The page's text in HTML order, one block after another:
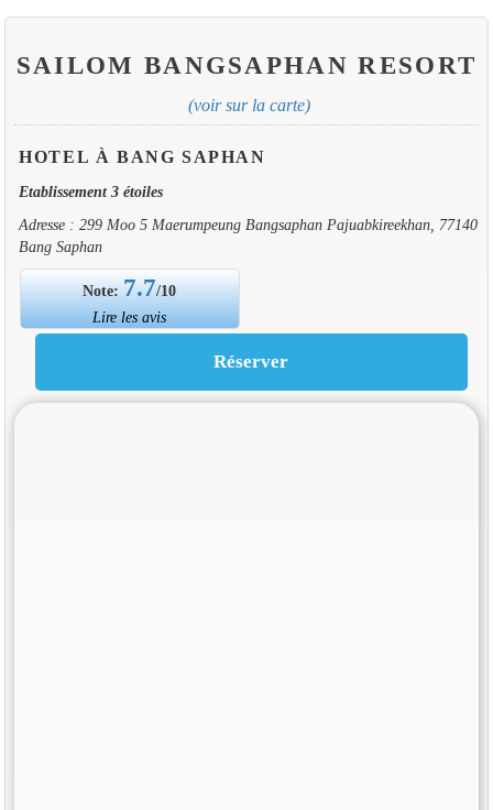
SAILOM BANGSAPHAN RESORT
(voir sur la carte)
HOTEL À BANG SAPHAN
Etablissement 3 étoiles
Adresse : 299 Moo 5 Maerumpeung Bangsaphan Pajuabkireekhan, 77140
Bang Saphan
Note: 7.7/10
Lire les avis